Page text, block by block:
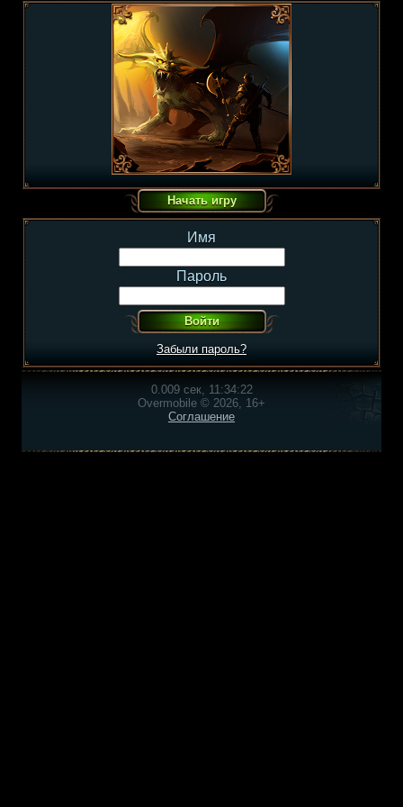
Имя
Пароль
Забыли пароль?
0.009 сек, 11:34:22
Overmobile © 2026, 16+
Соглашение